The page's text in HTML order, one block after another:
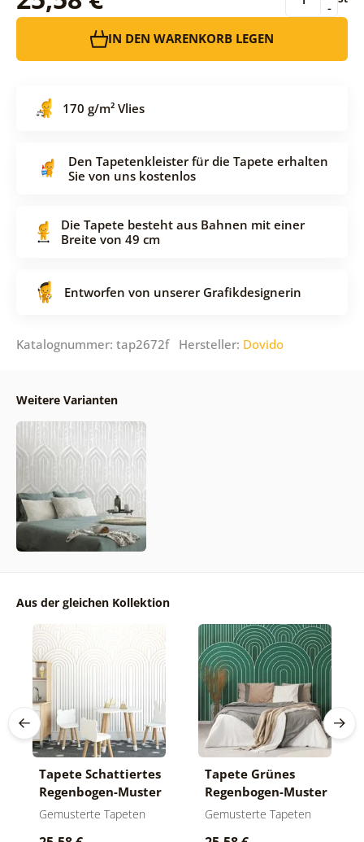
-
IN DEN WARENKORB LEGEN
170 g/m² Vlies
Den Tapetenkleister für die Tapete erhalten
Sie von uns kostenlos
Die Tapete besteht aus Bahnen mit einer
Breite von 49 cm
Entworfen von unserer Grafikdesignerin
Katalognummer: tap2672f Hersteller: Dovido
Weitere Varianten
Aus der gleichen Kollektion
Tapete Schattiertes
Regenbogen-Muster
Mid-Century
Gemusterte Tapeten
Tapete Grünes
Regenbogen-Muster
Mid-Century
Gemusterte Tapeten